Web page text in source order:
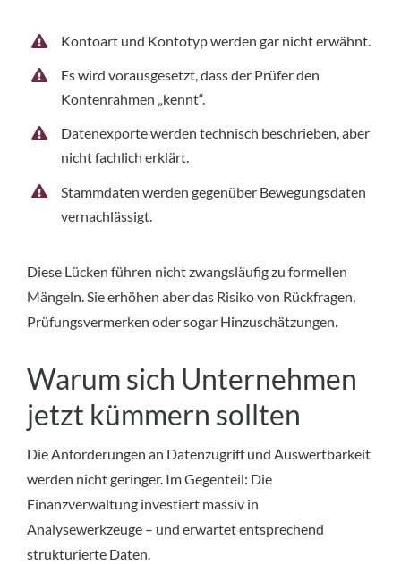
Kontoart und Kontotyp werden gar nicht erwähnt.
Es wird vorausgesetzt, dass der Prüfer den
Kontenrahmen „kennt“.
Datenexporte werden technisch beschrieben, aber
nicht fachlich erklärt.
Stammdaten werden gegenüber Bewegungsdaten
vernachlässigt.
Diese Lücken führen nicht zwangsläufig zu formellen
Mängeln. Sie erhöhen aber das Risiko von Rückfragen,
Prüfungsvermerken oder sogar Hinzuschätzungen.
Warum sich Unternehmen
jetzt kümmern sollten
Die Anforderungen an Datenzugriff und Auswertbarkeit
werden nicht geringer. Im Gegenteil: Die
Finanzverwaltung investiert massiv in
Analysewerkzeuge – und erwartet entsprechend
strukturierte Daten.